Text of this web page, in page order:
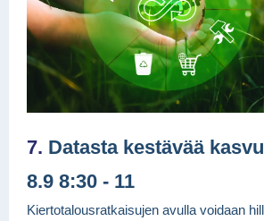
7. Datasta kestävää
8.9 8:30 - 11
Kiertotalousratkaisujen avulla voidaan